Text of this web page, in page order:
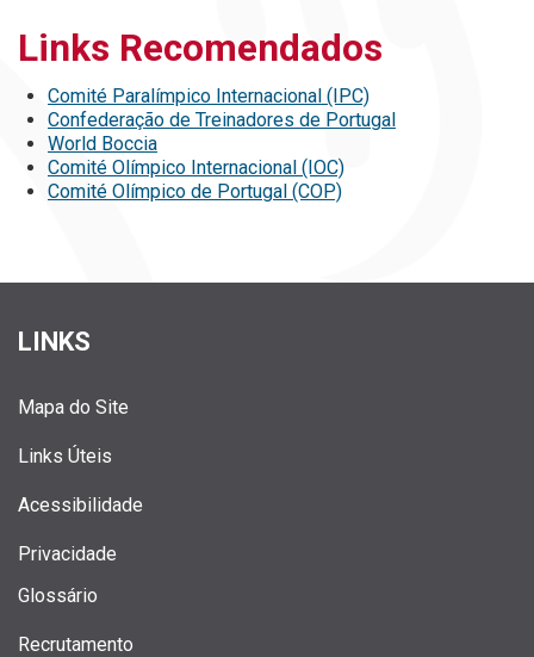
Links Recomendados
Comité Paralímpico Internacional (IPC)
Confederação de Treinadores de Portugal
World Boccia
Comité Olímpico Internacional (IOC)
Comité Olímpico de Portugal (COP)
LINKS
Mapa do Site
Links Úteis
Acessibilidade
Privacidade
Glossário
Recrutamento